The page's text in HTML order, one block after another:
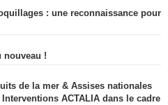
: une reconnaissance pour
nouveau !
de la mer & Assises nationales
ACTALIA dans le cadre